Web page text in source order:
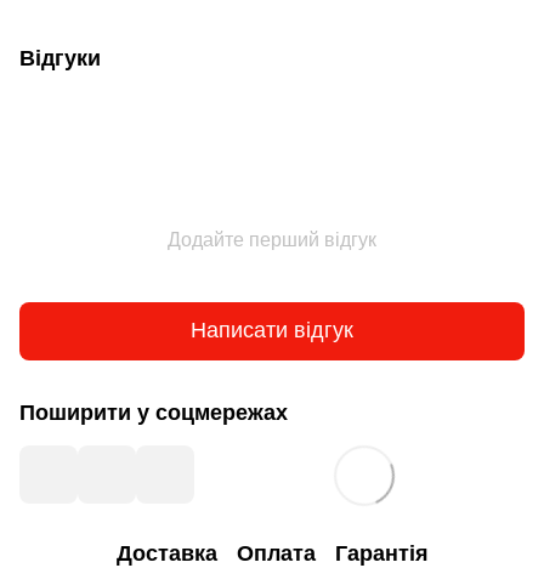
Відгуки
Додайте перший відгук
Написати відгук
Поширити у соцмережах
Доставка Оплата Гарантія